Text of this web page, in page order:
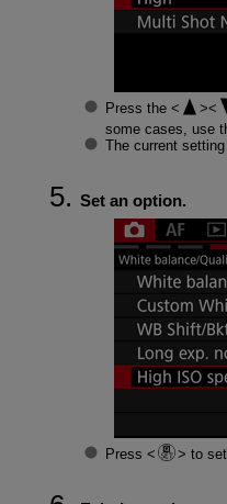
Press the
some cases, use
The current
Set an option.
Press to